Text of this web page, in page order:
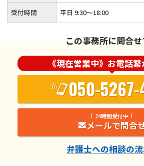
受付時間 平日 9:30～18:00
この事務所に問合
《現在営業中》お電話
050-5267-
24時間受付中
メールで問合
弁護士への相談の